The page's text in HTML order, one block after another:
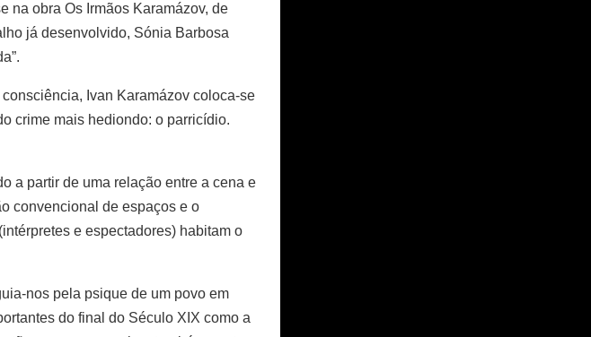
na obra Os Irmãos Karamázov, de
já desenvolvido, Sónia Barbosa
Ivan Karamázov coloca-se
crime mais hediondo: o parricídio.
a partir de uma relação entre a cena e
convencional de espaços e o
e espectadores) habitam o
nos pela psique de um povo em
do final do Século XIX como a